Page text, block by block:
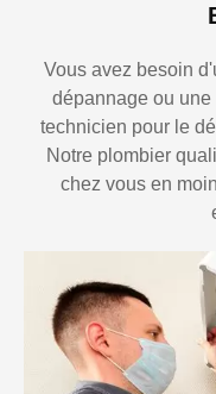
Vous avez besoin
dépannage ou
technicien pour le
Notre plombier
chez vous en